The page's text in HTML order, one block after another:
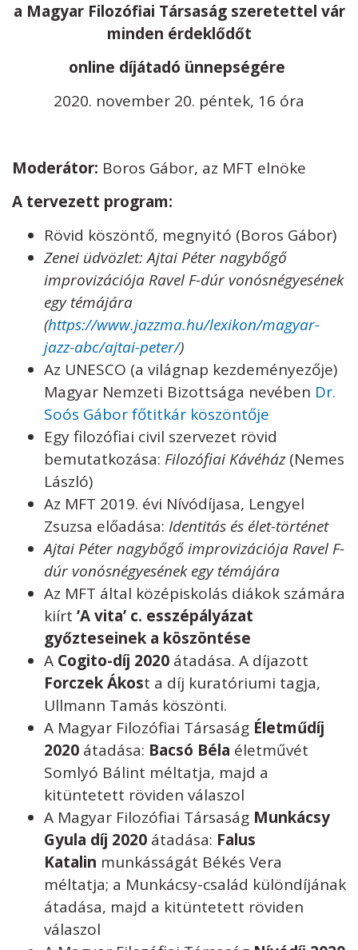
a Magyar Filozófiai Társaság szeretettel vár
minden érdeklődőt
online díjátadó ünnepségére
2020. november 20. péntek, 16 óra
Moderátor: Boros Gábor, az MFT elnöke
A tervezett program:
Rövid köszöntő, megnyitó (Boros Gábor)
Zenei üdvözlet: Ajtai Péter nagybőgő
improvizációja Ravel F-dúr vonósnégyesének
egy témájára
(https://www.jazzma.hu/lexikon/magyar-
jazz-abc/ajtai-peter/)
Az UNESCO (a világnap kezdeményezője)
Magyar Nemzeti Bizottsága nevében Dr.
Soós Gábor főtitkár köszöntője
Egy filozófiai civil szervezet rövid
bemutatkozása: Filozófiai Kávéház(Nemes
László)
Az MFT 2019. évi Nívódíjasa, Lengyel
Zsuzsa előadása: Identitás és élet-történet
Ajtai Péter nagybőgő improvizációja Ravel F-
dúr vonósnégyesének egy témájára
Az MFT által középiskolás diákok számára
kiírt ’A vita’ c. esszépályázat
győzteseinek a köszöntése
A Cogito-díj 2020 átadása. A díjazott
Forczek Ákost a díj kuratóriumi tagja,
Ullmann Tamás köszönti.
A Magyar Filozófiai Társaság Életműdíj
2020 átadása: Bacsó Béla életművét
Somlyó Bálint méltatja, majd a
kitüntetett röviden válaszol
A Magyar Filozófiai Társaság Munkácsy
Gyula díj 2020 átadása: Falus
Katalin munkásságát Békés Vera
méltatja; a Munkácsy-család különdíjának
átadása, majd a kitüntetett röviden
válaszol